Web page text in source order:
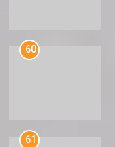
60
61